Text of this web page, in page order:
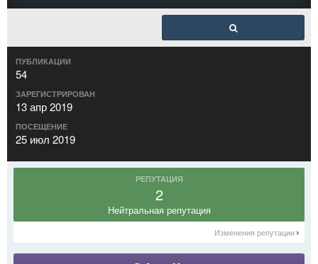
ПУБЛИКАЦИИ
54
ЗАРЕГИСТРИРОВАН
13 апр 2019
ПОСЕЩЕНИЕ
25 июл 2019
РЕПУТАЦИЯ
2
Нейтральная репутация
Изменения репутации